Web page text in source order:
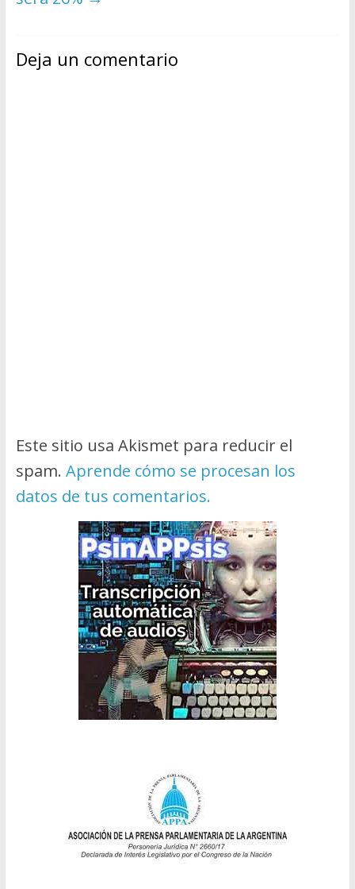
Deja un comentario
Este sitio usa Akismet para reducir el
spam. Aprende cómo se procesan los
datos de tus comentarios.